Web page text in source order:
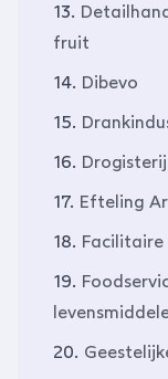
13.
fruit
14. Dibevo
15.
16.
17. Efteling
18.
19.
20.